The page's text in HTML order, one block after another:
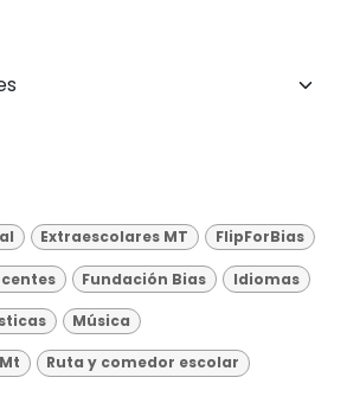
Extraescolares MT FlipForBias
Fundación Bias Idiomas
Música
Ruta y comedor escolar